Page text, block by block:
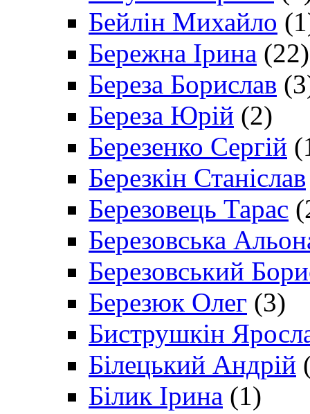
Бейлін Михайло
Бережна Ірина (22)
Береза Борислав
Береза Юрій (2)
Березенко Сергій
Березкін Станіслав
Березовець Тарас
Березовська
Березовський
Березюк Олег (3)
Биструшкін
Білецький Андрій
Білик Ірина (1)